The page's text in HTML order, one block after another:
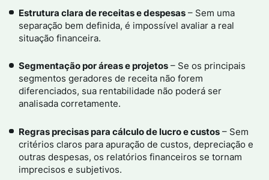
Estrutura clara de receitas e despesas– Sem uma
separação bem definida, é impossível avaliar a real
situação financeira.
Segmentação por áreas e projetos– Se os principais
segmentos geradores de receita não forem
diferenciados, sua rentabilidade não poderá ser
analisada corretamente.
Regras precisas para cálculo de lucro e custos– Sem
critérios claros para apuração de custos, depreciação e
outras despesas, os relatórios financeiros se tornam
imprecisos e subjetivos.